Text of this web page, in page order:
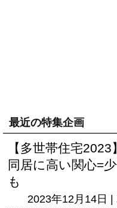
最近の特集企画
【多世帯住宅
同居に高い関心=
も
2023年12月14日 |